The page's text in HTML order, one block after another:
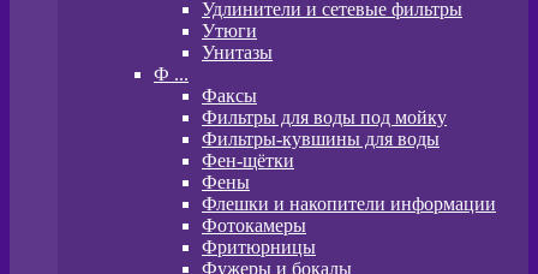
Удлинители и сетевые фильтры
Утюги
Унитазы
Ф ...
Факсы
Фильтры для воды под мойку
Фильтры-кувшины для воды
Фен-щётки
Фены
Флешки и накопители информации
Фотокамеры
Фритюрницы
Фужеры и бокалы